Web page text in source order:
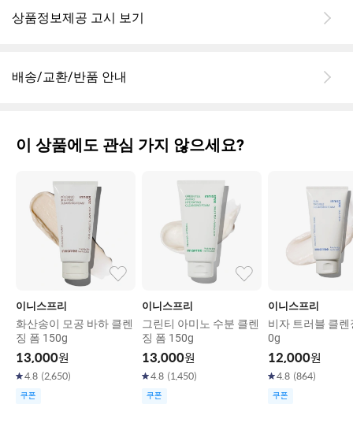
상품정보제공 고시 보기
배송/교환/반품 안내
이 상품에도 관심 가지 않으세요?
이니스프리
화산송이 모공 바하 클렌
징 폼 150g
13,000원
4.8 (2,650)
쿠폰
이니스프리
그린티 아미노 수분 클렌
징 폼 150g
13,000원
4.8 (1,450)
쿠폰
이니스프리
비자 트러블 클렌
0g
12,000원
4.8 (864)
쿠폰